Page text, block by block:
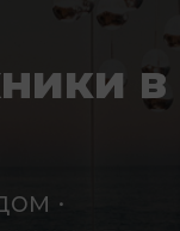
в
·